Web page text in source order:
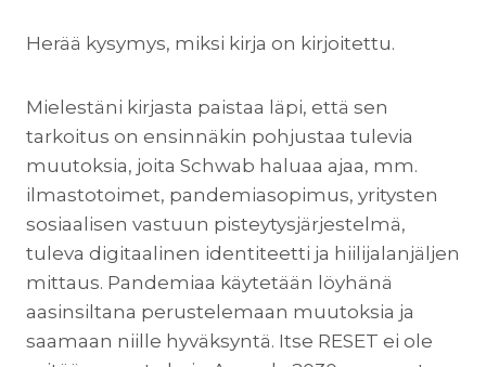
Herää kysymys, miksi kirja on kirjoitettu.
Mielestäni kirjasta paistaa läpi, että sen
tarkoitus on ensinnäkin pohjustaa tulevia
muutoksia, joita Schwab haluaa ajaa, mm.
ilmastotoimet, pandemiasopimus, yritysten
sosiaalisen vastuun pisteytysjärjestelmä,
tuleva digitaalinen identiteetti ja hiilijalanjäljen
mittaus. Pandemiaa käytetään löyhänä
aasinsiltana perustelemaan muutoksia ja
saamaan niille hyväksyntä. Itse RESET ei ole